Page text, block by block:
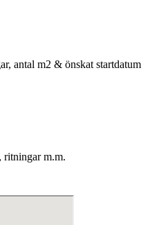
antal m2 & önskat startdatum
ritningar m.m.